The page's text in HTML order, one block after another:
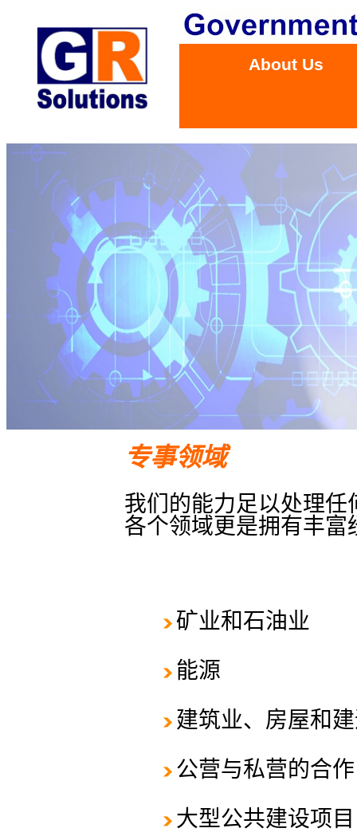
About Us
专事领域
我们的能力足以处理
各个领域更是拥有丰富
矿业和石油业
能源
建筑业、房屋和
公营与私营的合作
大型公共建设项目